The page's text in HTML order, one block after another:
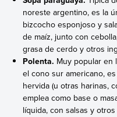
noreste argentino, es la
bizcocho esponjoso y
de maíz, junto con
grasa de cerdo y otros
Polenta. Muy popular en
el cono sur americano,
hervida (u otras harinas,
emplea como base o
líquida, con salsas y